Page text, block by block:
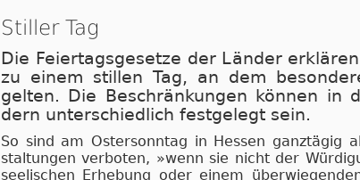
Stiller Tag
Die Fei­er­tags­ge­set­ze der Län­der
zu ei­nem stil­len Tag, an dem
gel­ten. Die Be­schrän­kun­gen kön­nen in
dern un­ter­schied­lich fest­ge­legt sein.
So sind am Os­ter­sonn­tag in Hes­sen ganz­tä­gig
stal­tun­gen ver­bo­ten, »wenn sie nicht der
see­li­schen Er­he­bung oder ei­nem